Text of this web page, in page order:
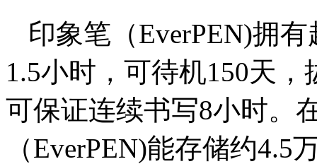
印象笔（EverPEN)拥
1.5小时，可待机150天
可保证连续书写8小时。
（EverPEN)能存储约